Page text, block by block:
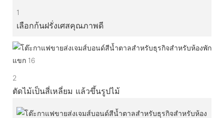
1
เลือกก้นฝรั่งเศสคุณภาพดี
2
ตัดไม้เป็นสี่เหลี่ยม แล้วขึ้นรูปไม้